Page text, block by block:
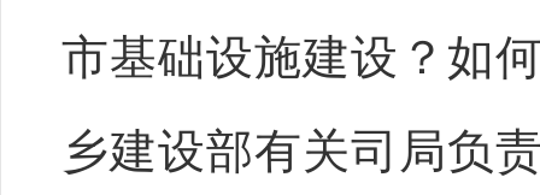
市基础设施建设？如
乡建设部有关司局负